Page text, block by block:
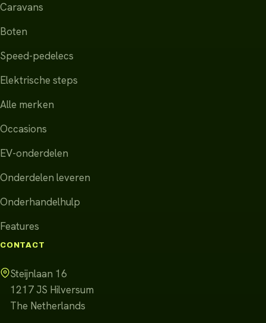
Caravans
Boten
Speed-pedelecs
Elektrische steps
Alle merken
Occasions
EV-onderdelen
Onderdelen leveren
Onderhandelhulp
Features
CONTACT
Steijnlaan 16
1217 JS Hilversum
The Netherlands